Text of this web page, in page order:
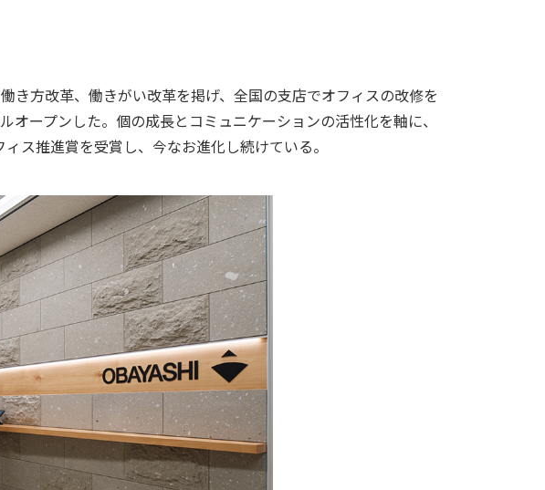
き方改革、働きがい改革を掲げ、全国の支店でオフィスの改修を
ープンした。個の成長とコミュニケーションの活性化を軸に、
ス推進賞を受賞し、今なお進化し続けている。